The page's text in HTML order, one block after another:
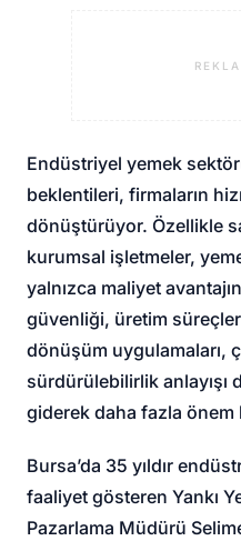
Endüstriyel yemek
beklentileri, firmaların
dönüştürüyor. Özellikle
kurumsal işletmeler,
yalnızca maliyet
güvenliği, üretim
dönüşüm uygulamaları,
sürdürülebilirlik anlayışı
giderek daha fazla önem
Bursa’da 35 yıldır
faaliyet gösteren Yankı
Pazarlama Müdürü